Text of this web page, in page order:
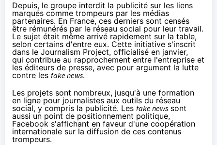
Depuis, le groupe interdit la publicité sur les liens
marqués comme trompeurs par les médias
partenaires. En France, ces derniers sont censés
être rémunérés par le réseau social pour leur travail.
Le sujet était même arrivé rapidement sur la table,
selon certains d'entre eux. Cette initiative s'inscrit
dans le Journalism Project, officialisé en janvier,
qui contribue au rapprochement entre l'entreprise et
les éditeurs de presse, avec pour argument la lutte
contre les fake news.
Les projets sont nombreux, jusqu'à une formation
en ligne pour journalistes aux outils du réseau
social, y compris la publicité. Les fake news sont
aussi un point de positionnement politique,
Facebook s'affichant en faveur d'une coopération
internationale sur la diffusion de ces contenus
trompeurs.